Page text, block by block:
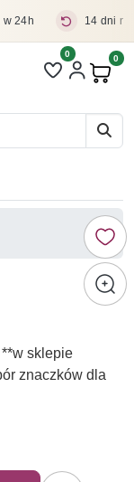
w 24h 14 dni
Liczba pozycji
0 0
sklepie
znaczków dla